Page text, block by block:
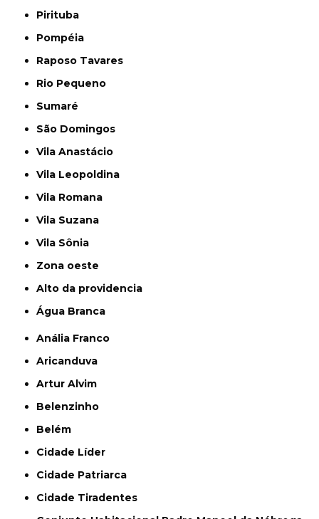
Pirituba
Pompéia
Raposo Tavares
Rio Pequeno
Sumaré
São Domingos
Vila Anastácio
Vila Leopoldina
Vila Romana
Vila Suzana
Vila Sônia
Zona oeste
alto da providencia
Água Branca
Anália Franco
Aricanduva
Artur Alvim
Belenzinho
Belém
Cidade Líder
Cidade Patriarca
Cidade Tiradentes